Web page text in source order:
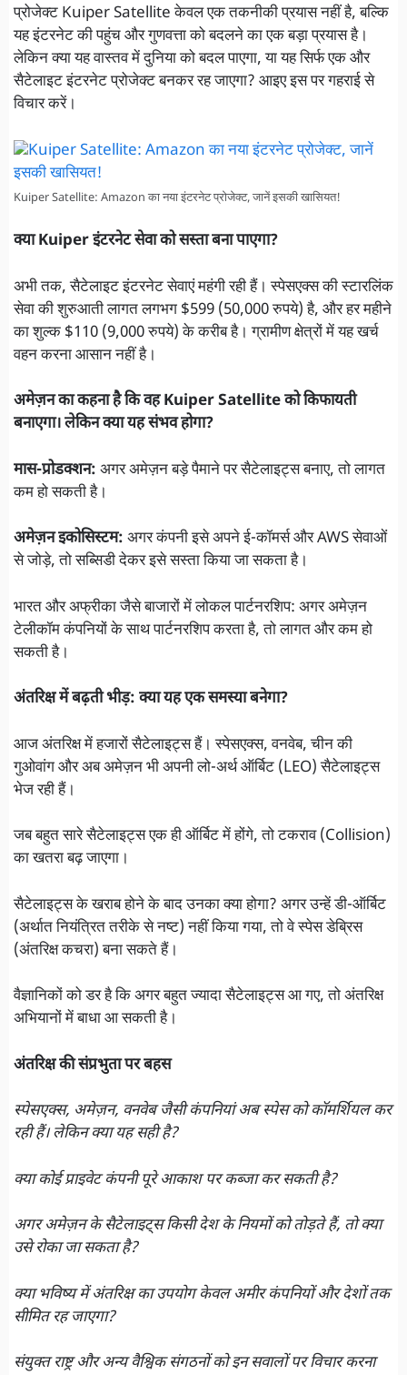
प्रोजेक्ट Kuiper Satellite केवल एक तकनीकी प्रयास नहीं है, बल्कि
यह इंटरनेट की पहुंच और गुणवत्ता को बदलने का एक बड़ा प्रयास है।
लेकिन क्या यह वास्तव में दुनिया को बदल पाएगा, या यह सिर्फ एक और
सैटेलाइट इंटरनेट प्रोजेक्ट बनकर रह जाएगा? आइए इस पर गहराई से
विचार करें।
Kuiper Satellite: Amazon का नया इंटरनेट प्रोजेक्ट, जानें इसकी खासियत!
क्या Kuiper इंटरनेट सेवा को सस्ता बना पाएगा?
अभी तक, सैटेलाइट इंटरनेट सेवाएं महंगी रही हैं। स्पेसएक्स की स्टारलिंक
सेवा की शुरुआती लागत लगभग $599 (50,000 रुपये) है, और हर महीने
का शुल्क $110 (9,000 रुपये) के करीब है। ग्रामीण क्षेत्रों में यह खर्च
वहन करना आसान नहीं है।
अमेज़न का कहना है कि वह Kuiper Satellite को किफायती
बनाएगा। लेकिन क्या यह संभव होगा?
मास-प्रोडक्शन: अगर अमेज़न बड़े पैमाने पर सैटेलाइट्स बनाए, तो लागत
कम हो सकती है।
अमेज़न इकोसिस्टम: अगर कंपनी इसे अपने ई-कॉमर्स और AWS सेवाओं
से जोड़े, तो सब्सिडी देकर इसे सस्ता किया जा सकता है।
भारत और अफ्रीका जैसे बाजारों में लोकल पार्टनरशिप: अगर अमेज़न
टेलीकॉम कंपनियों के साथ पार्टनरशिप करता है, तो लागत और कम हो
सकती है।
अंतरिक्ष में बढ़ती भीड़: क्या यह एक समस्या बनेगा?
आज अंतरिक्ष में हजारों सैटेलाइट्स हैं। स्पेसएक्स, वनवेब, चीन की
गुओवांग और अब अमेज़न भी अपनी लो-अर्थ ऑर्बिट (LEO) सैटेलाइट्स
भेज रही हैं।
जब बहुत सारे सैटेलाइट्स एक ही ऑर्बिट में होंगे, तो टकराव (Collision)
का खतरा बढ़ जाएगा।
सैटेलाइट्स के खराब होने के बाद उनका क्या होगा? अगर उन्हें डी-ऑर्बिट
(अर्थात नियंत्रित तरीके से नष्ट) नहीं किया गया, तो वे स्पेस डेब्रिस
(अंतरिक्ष कचरा) बना सकते हैं।
वैज्ञानिकों को डर है कि अगर बहुत ज्यादा सैटेलाइट्स आ गए, तो अंतरिक्ष
अभियानों में बाधा आ सकती है।
अंतरिक्ष की संप्रभुता पर बहस
स्पेसएक्स, अमेज़न, वनवेब जैसी कंपनियां अब स्पेस को कॉमर्शियल कर
रही हैं। लेकिन क्या यह सही है?
क्या कोई प्राइवेट कंपनी पूरे आकाश पर कब्जा कर सकती है?
अगर अमेज़न के सैटेलाइट्स किसी देश के नियमों को तोड़ते हैं, तो क्या
उसे रोका जा सकता है?
क्या भविष्य में अंतरिक्ष का उपयोग केवल अमीर कंपनियों और देशों तक
सीमित रह जाएगा?
संयुक्त राष्ट्र और अन्य वैश्विक संगठनों को इन सवालों पर विचार करना